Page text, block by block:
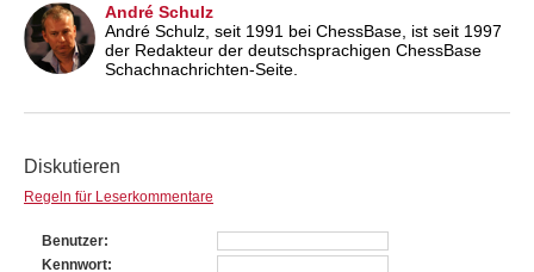
André Schulz
André Schulz, seit 1991 bei ChessBase, ist seit 1997
der Redakteur der deutschsprachigen ChessBase
Schachnachrichten-Seite.
Diskutieren
Regeln für Leserkommentare
Benutzer
Kennwort